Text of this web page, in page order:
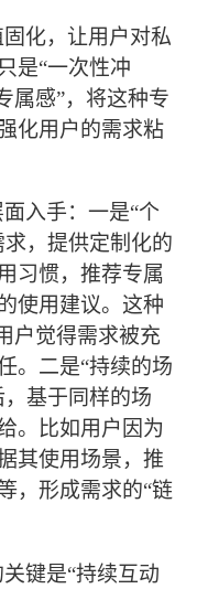
化，让用户对私
是“一次性冲
属感”，将这种专
化用户的需求粘
入手：一是“个
，提供定制化的
习惯，推荐专属
使用建议。这种
户觉得需求被充
。二是“持续的场
基于同样的场
。比如用户因为
其使用场景，推
，形成需求的“链
键是“持续互动